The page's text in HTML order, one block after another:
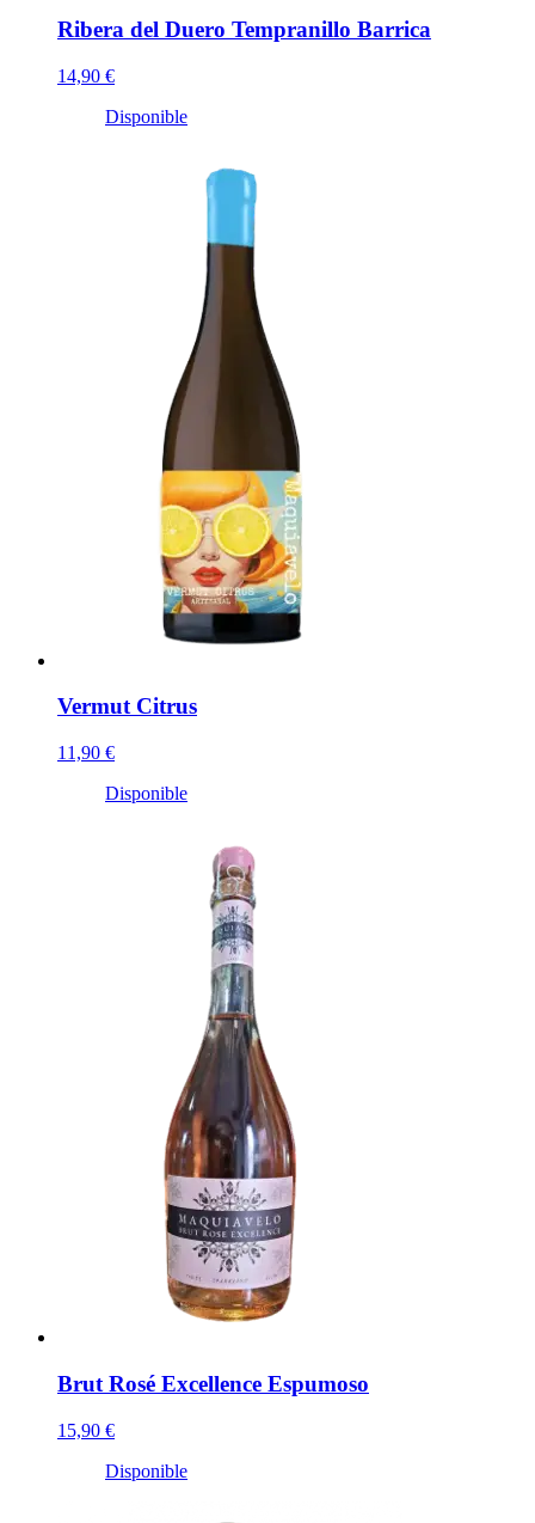
Ribera del Duero Tempranillo Barrica
14,90 €
Disponible
Vermut Citrus
11,90 €
Disponible
Brut Rosé Excellence Espumoso
15,90 €
Disponible